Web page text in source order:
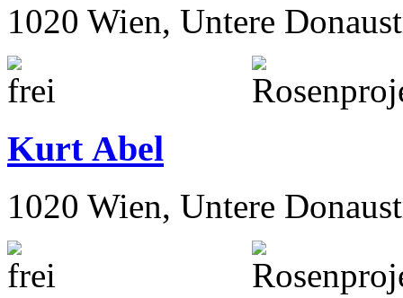
1020 Wien, Untere
Kurt Abel
1020 Wien, Untere